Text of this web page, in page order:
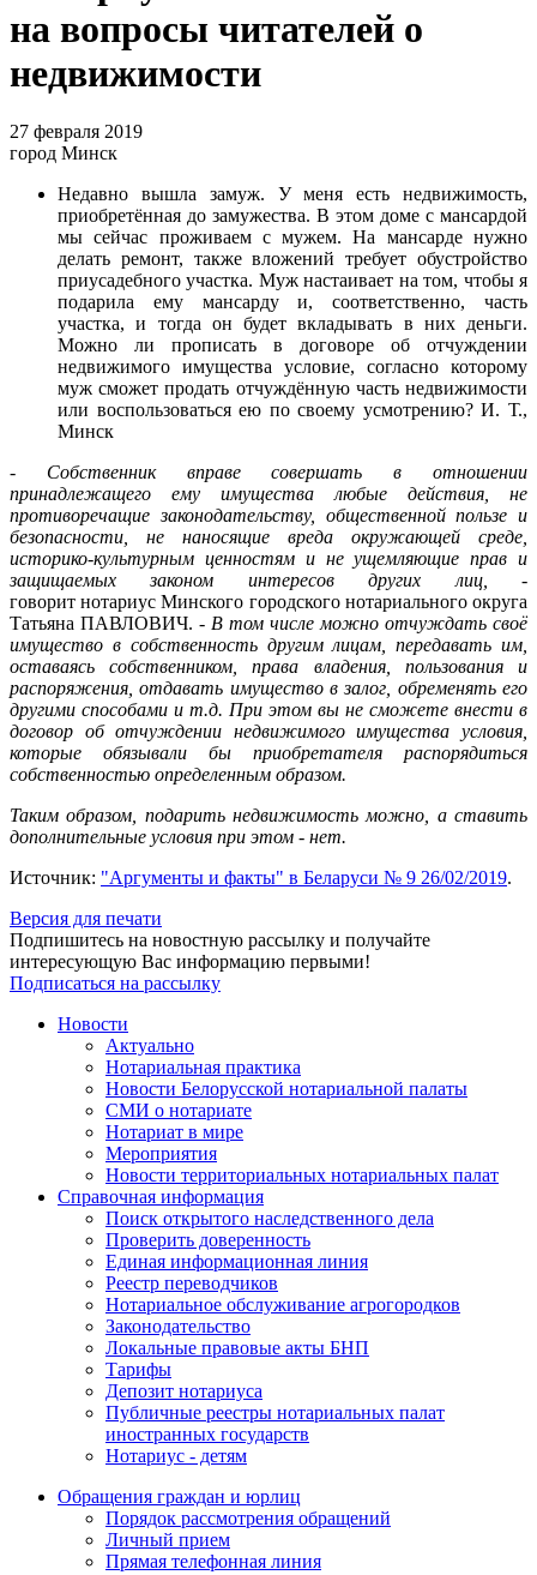
на вопросы читателей о
недвижимости
27 февраля 2019
город Минск
Недавно вышла замуж. У меня есть недвижимость,
приобретённая до замужества. В этом доме с мансардой
мы сейчас проживаем с мужем. На мансарде нужно
делать ремонт, также вложений требует обустройство
приусадебного участка. Муж настаивает на том, чтобы я
подарила ему мансарду и, соответственно, часть
участка, и тогда он будет вкладывать в них деньги.
Можно ли прописать в договоре об отчуждении
недвижимого имущества условие, согласно которому
муж сможет продать отчуждённую часть недвижимости
или воспользоваться ею по своему усмотрению? И. Т.,
Минск
- Собственник вправе совершать в отношении
принадлежащего ему имущества любые действия, не
противоречащие законодательству, общественной пользе и
безопасности, не наносящие вреда окружающей среде,
историко-культурным ценностям и не ущемляющие прав и
защищаемых законом интересов других лиц, -
говорит нотариус Минского городского нотариального округа
Татьяна ПАВЛОВИЧ. - В том числе можно отчуждать своё
имущество в собственность другим лицам, передавать им,
оставаясь собственником, права владения, пользования и
распоряжения, отдавать имущество в залог, обременять его
другими способами и т.д. При этом вы не сможете внести в
договор об отчуждении недвижимого имущества условия,
которые обязывали бы приобретателя распорядиться
собственностью определенным образом.
Таким образом, подарить недвижимость можно, а ставить
дополнительные условия при этом - нет.
Источник: "Аргументы и факты" в Беларуси № 9 26/02/2019.
Версия для печати
Подпишитесь на новостную рассылку и получайте
интересующую Вас информацию первыми!
Подписаться на рассылку
Новости
Актуально
Нотариальная практика
Новости Белорусской нотариальной палаты
СМИ о нотариате
Нотариат в мире
Мероприятия
Новости территориальных нотариальных палат
Справочная информация
Поиск открытого наследственного дела
Проверить доверенность
Единая информационная линия
Реестр переводчиков
Нотариальное обслуживание агрогородков
Законодательство
Локальные правовые акты БНП
Тарифы
Депозит нотариуса
Публичные реестры нотариальных палат
иностранных государств
Нотариус - детям
Обращения граждан и юрлиц
Порядок рассмотрения обращений
Личный прием
Прямая телефонная линия